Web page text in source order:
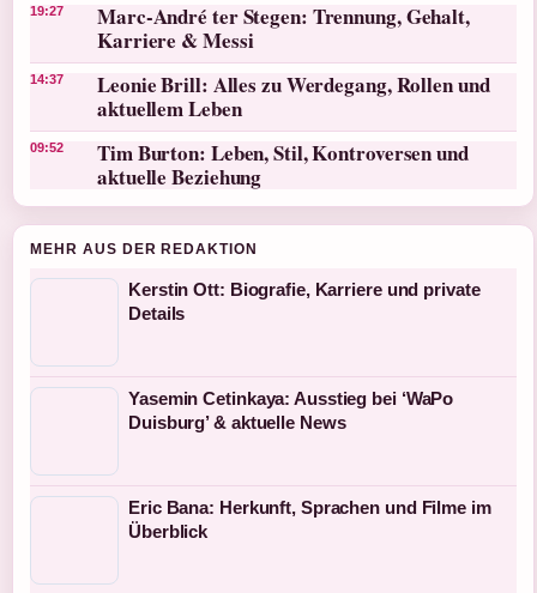
19:27
Marc-André ter Stegen: Trennung, Gehalt,
Karriere & Messi
14:37
Leonie Brill: Alles zu Werdegang, Rollen und
aktuellem Leben
09:52
Tim Burton: Leben, Stil, Kontroversen und
aktuelle Beziehung
MEHR AUS DER REDAKTION
Kerstin Ott: Biografie, Karriere und private
Details
Yasemin Cetinkaya: Ausstieg bei ‘WaPo
Duisburg’ & aktuelle News
Eric Bana: Herkunft, Sprachen und Filme im
Überblick